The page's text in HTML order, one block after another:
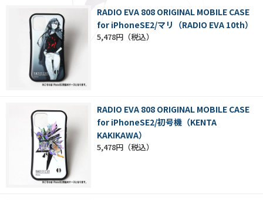
RADIO EVA 808 ORIGINAL MOBILE CASE
for iPhoneSE2/マリ（RADIO EVA 10th）
5,478円
RADIO EVA 808 ORIGINAL MOBILE CASE
for iPhoneSE2/初号機（KENTA
KAKIKAWA）
5,478円